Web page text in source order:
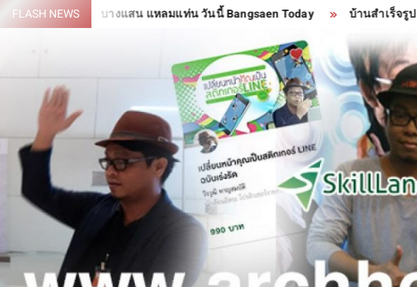
Skip
to
FLASH NEWS
บางแสน แหลมแท่น วันนี้ Bangsaen Today บ้านสำเร็จรูป BOX MODi